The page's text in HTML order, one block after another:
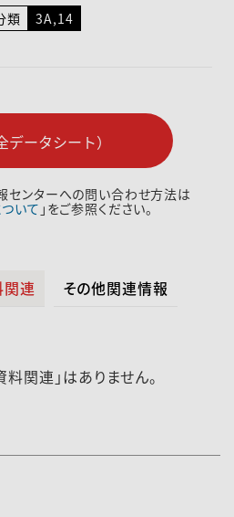
データシート）
ンターへの問い合わせ方法は
いて 」をご参照ください。
類 3A,14
関連 その他関連情報
料関連」はありません。